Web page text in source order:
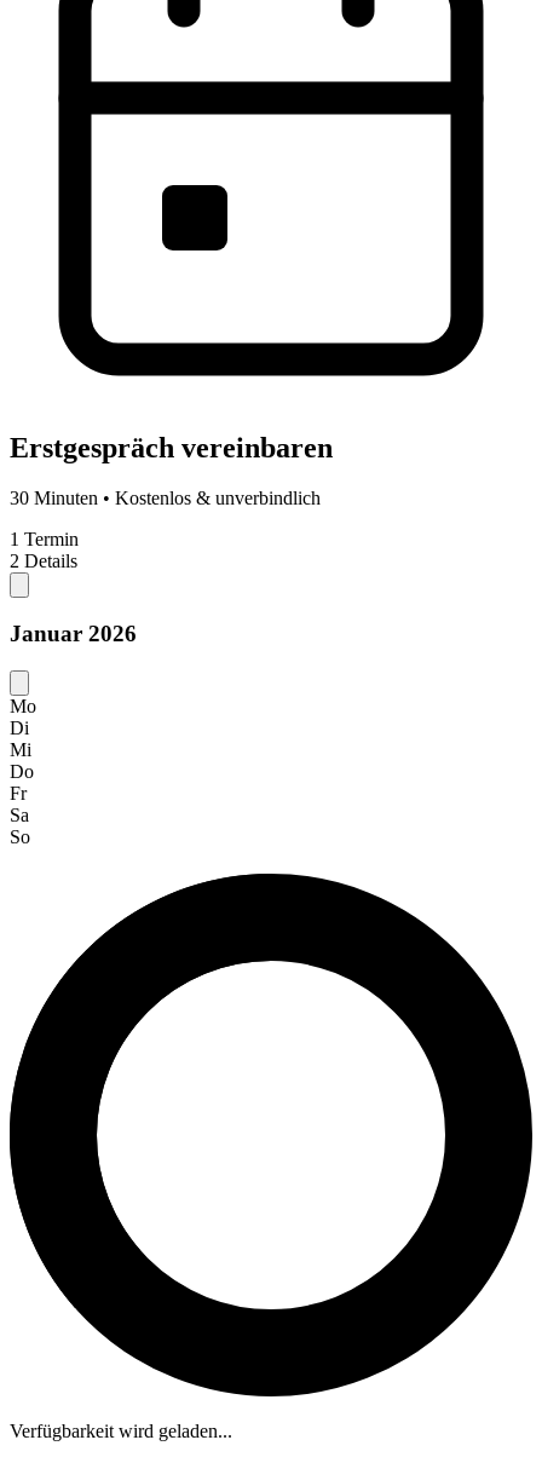
Erstgespräch vereinbaren
30 Minuten • Kostenlos & unverbindlich
1 Termin
2 Details
Januar 2026
Mo
Di
Mi
Do
Fr
Sa
So
Verfügbarkeit wird geladen...